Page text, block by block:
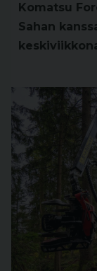
Komatsu
Sahan